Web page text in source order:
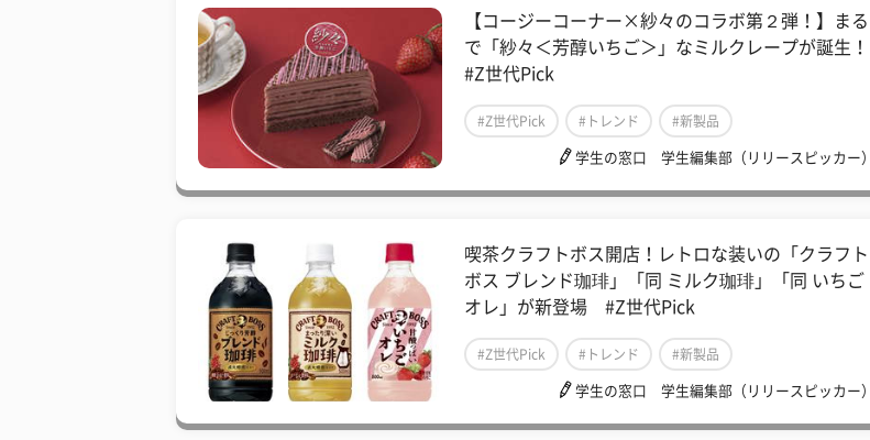
【コージーコーナー×紗々のコラボ第２弾！】まる
で「紗々＜芳醇いちご＞」なミルクレープが誕生！
#Z世代Pick
#Z世代Pick #トレンド #新製品
学生の窓口 学生編集部（リリースピッカー）
喫茶クラフトボス開店！レトロな装いの「クラフト
ボス ブレンド珈琲」「同 ミルク珈琲」「同 いちご
オレ」が新登場 #Z世代Pick
#Z世代Pick #トレンド #新製品
学生の窓口 学生編集部（リリースピッカー）